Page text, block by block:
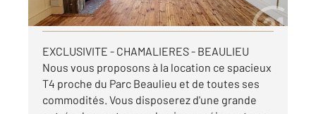
Visiter le site dédié
EXCLUSIVITE - CHAMALIERES - BEAULIEU
Nous vous proposons à la location ce spacieux
T4 proche du Parc Beaulieu et de toutes ses
commodités. Vous disposerez d'une grande